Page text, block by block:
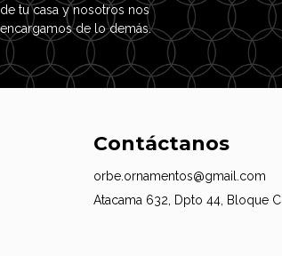
de tu casa y nosotros nos
encargamos de lo demás.
Contáctanos
orbe.ornamentos@gmail.com
Atacama 632, Dpto 44, Bloque C